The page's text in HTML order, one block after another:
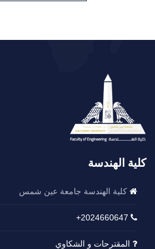
كلية الهندسة
كلية الهندسة جامعة عين شمس
2024660647+
المقترحات و الشكاوي